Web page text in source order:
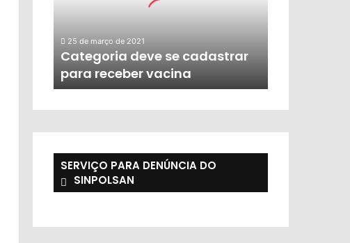
25 de março de 2021
Categoria deve se cadastrar
para receber vacina
SERVIÇO PARA DENÚNCIA DO
SINPOLSAN